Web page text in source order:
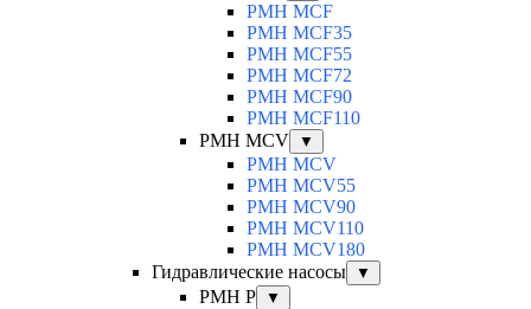
PMH MCF
PMH MCF35
PMH MCF55
PMH MCF72
PMH MCF90
PMH MCF110
PMH MCV
▼
PMH MCV
PMH MCV55
PMH MCV90
PMH MCV110
PMH MCV180
Гидравлические насосы
▼
PMH P ▼